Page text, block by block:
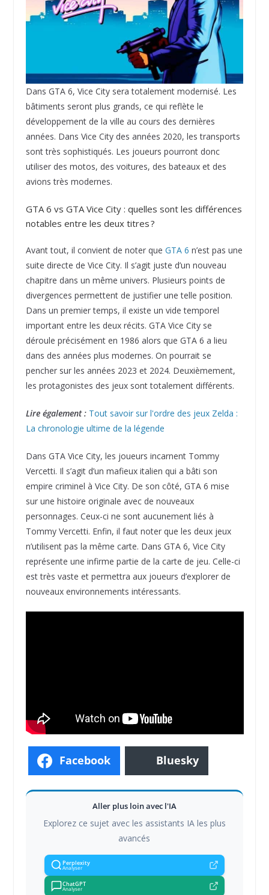
Dans GTA 6, Vice City sera totalement modernisé. Les
bâtiments seront plus grands, ce qui reflète le
développement de la ville au cours des dernières
années. Dans Vice City des années 2020, les transports
sont très sophistiqués. Les joueurs pourront donc
utiliser des motos, des voitures, des bateaux et des
avions très modernes.
GTA 6 vs GTA Vice City : quelles sont les différences
notables entre les deux titres ?
Avant tout, il convient de noter que GTA 6 n’est pas une
suite directe de Vice City. Il s’agit juste d’un nouveau
chapitre dans un même univers. Plusieurs points de
divergences permettent de justifier une telle position.
Dans un premier temps, il existe un vide temporel
important entre les deux récits. GTA Vice City se
déroule précisément en 1986 alors que GTA 6 a lieu
dans des années plus modernes. On pourrait se
pencher sur les années 2023 et 2024. Deuxièmement,
les protagonistes des jeux sont totalement différents.
Lire également : Tout savoir sur l'ordre des jeux Zelda :
La chronologie ultime de la légende
Dans GTA Vice City, les joueurs incarnent Tommy
Vercetti. Il s’agit d’un mafieux italien qui a bâti son
empire criminel à Vice City. De son côté, GTA 6 mise
sur une histoire originale avec de nouveaux
personnages. Ceux-ci ne sont aucunement liés à
Tommy Vercetti. Enfin, il faut noter que les deux jeux
n’utilisent pas la même carte. Dans GTA 6, Vice City
représente une infirme partie de la carte de jeu. Celle-ci
est très vaste et permettra aux joueurs d’explorer de
nouveaux environnements intéressants.
Facebook Bluesky
Aller plus loin avec l'IA
Explorez ce sujet avec les assistants IA les plus
avancés
Perplexity
Analyser
ChatGPT
Analyser